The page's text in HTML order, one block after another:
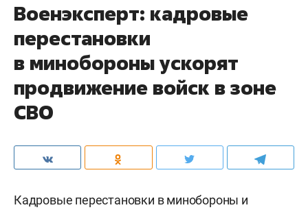
Военэксперт: кадровые
перестановки
в минобороны ускорят
продвижение войск в зоне
СВО
Кадровые перестановки в минобороны и